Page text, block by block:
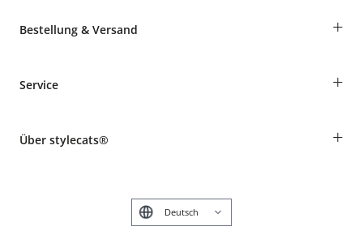
Bestellung & Versand +
Informationen zur Lieferung
Produkte reklamieren und zurücksenden
Service +
Tierkrankenversicherung
Über stylecats® +
English